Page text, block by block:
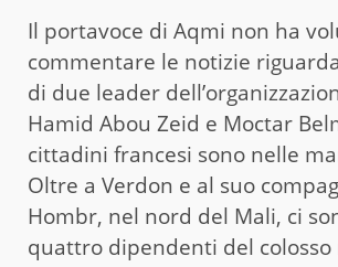
Il portavoce di Aqmi non ha
commentare le notizie
di due leader
Hamid Abou Zeid e Moctar
cittadini francesi sono nelle
Oltre a Verdon e al suo
Hombr, nel nord del Mali, ci
quattro dipendenti del colosso